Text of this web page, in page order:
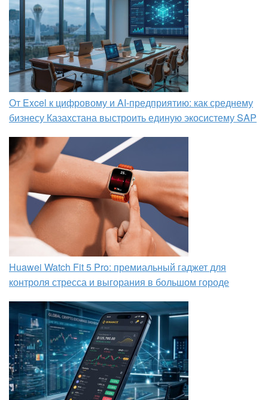
От Excel к цифровому и AI‑предприятию: как среднему
бизнесу Казахстана выстроить единую экосистему SAP
Huawei Watch Fit 5 Pro: премиальный гаджет для
контроля стресса и выгорания в большом городе